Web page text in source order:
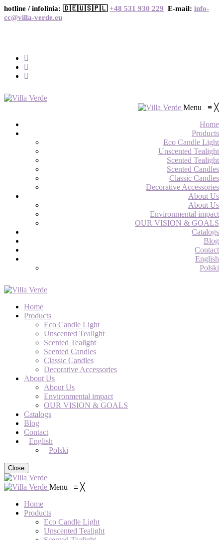
hotline / infolinia: 🇩🇪🇺🇸🇵🇱+48 531 930 229 E-mail: info-
cc@villa-verde.eu
Menu ≡ ╳
Home
Products
Eco Candle Light
Unscented Tealight
Scented Tealight
Scented Candles
Classic Candles
Decorative Accessories
About Us
About Us
Environmental impact
OUR VISION & GOALS
Catalogs
Blog
Contact
English
Polski
Home
Products
Eco Candle Light
Unscented Tealight
Scented Tealight
Scented Candles
Classic Candles
Decorative Accessories
About Us
About Us
Environmental impact
OUR VISION & GOALS
Catalogs
Blog
Contact
English
Polski
Close
Menu ≡ ╳
Home
Products
Eco Candle Light
Unscented Tealight